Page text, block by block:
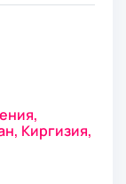
Киргизия,